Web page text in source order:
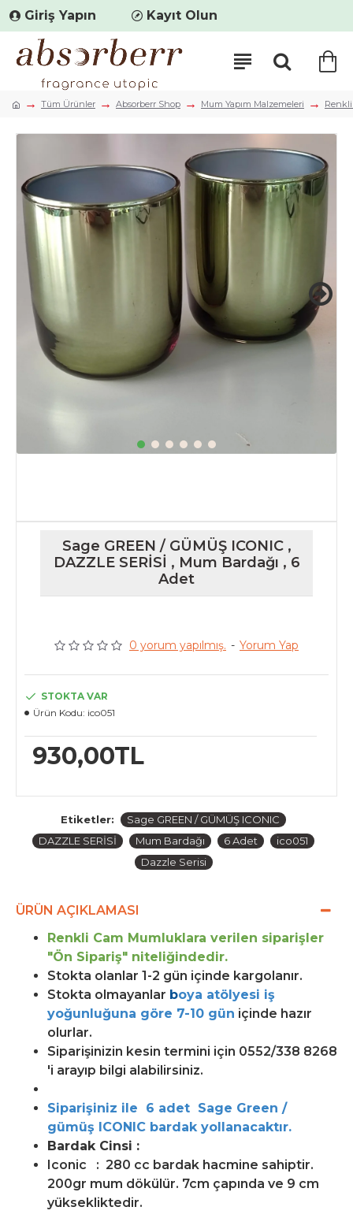
Giriş Yapın Kayıt Olun
Tüm Ürünler Absorberr Shop Mum Yapım Malzemeleri
Sage GREEN / GÜMÜŞ ICONIC ,
DAZZLE SERİSİ , Mum Bardağı , 6
Adet
0 yorum yapılmış. - Yorum Yap
930,00TL
STOKTA VAR
Ürün Kodu: ico051
Etiketler:
Sage GREEN / GÜMÜŞ ICONIC
DAZZLE SERİSİ
Mum Bardağı 6 Adet
ico051
Dazzle Serisi
ÜRÜN AÇIKLAMASI
Renkli Cam Mumluklara verilen siparişler
"Ön Sipariş" niteliğindedir.
Stokta olanlar 1-2 gün içinde kargolanır.
Stokta olmayanlar boya atölyesi iş
yoğunluğuna göre 7-10 gün içinde hazır
olurlar.
Siparişinizin kesin termini için 0552/338 8268
'i arayıp bilgi alabilirsiniz.
Siparişiniz ile 6 adet Sage Green /
gümüş ICONIC bardak yollanacaktır.
Bardak Cinsi :
Iconic : 280 cc bardak hacmine sahiptir.
200gr mum dökülür. 7cm çapında ve 9 cm
yüksekliktedir.